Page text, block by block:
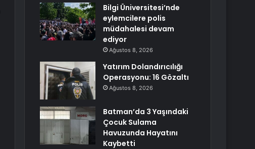
Bilgi Üniversitesi’nde
eylemcilere polis
müdahalesi devam
ediyor
Ağustos 8, 2026
Yatırım Dolandırıcılığı
Operasyonu: 16 Gözaltı
Ağustos 8, 2026
Batman’da 3 Yaşındaki
Çocuk Sulama
Havuzunda Hayatını
Kaybetti